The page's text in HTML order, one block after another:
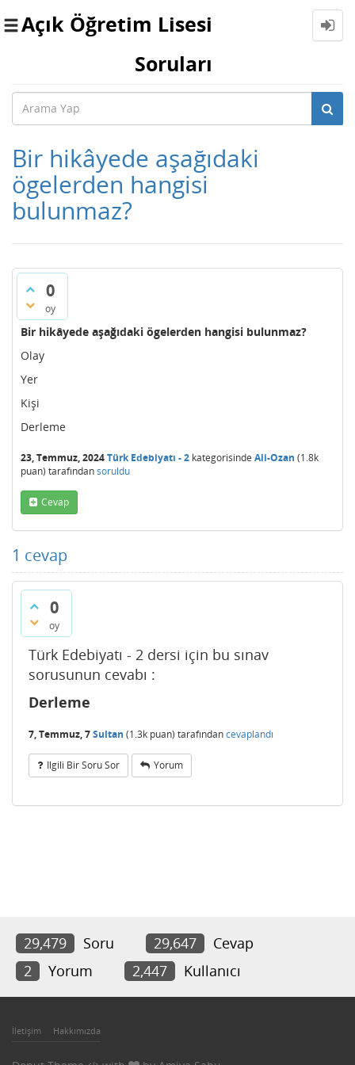
Toggle
Açık Öğretim Lisesi
Soruları
Bir hikâyede aşağıdaki
ögelerden hangisi
bulunmaz?
0
oy
Bir hikâyede aşağıdaki ögelerden hangisi bulunmaz?
Olay
Yer
Kişi
Derleme
23, Temmuz, 2024Türk Edebiyatı - 2 kategorisinde Ali-Ozan (1.8k
puan) tarafındansoruldu
Cevap
1 cevap
0
oy
Türk Edebiyatı - 2 dersi için bu sınav
sorusunun cevabı :
Derleme
7, Temmuz, 7Sultan (1.3k puan) tarafındancevaplandı
Ilgili Bir Soru Sor Yorum
29,479 Soru 29,647
Cevap
2
Yorum 2,447 Kullanıcı
İletişim Hakkımızda